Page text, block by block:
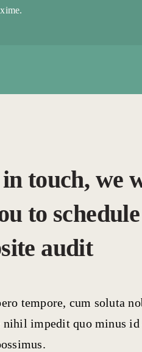
touch, we
to
audit
tempore, cum soluta
nihil impedit quo minus id